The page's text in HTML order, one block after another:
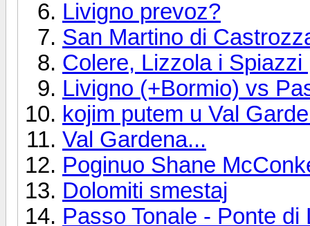
Livigno prevoz?
San Martino di
Colere, Lizzola i
Livigno (+Bormio) vs
kojim putem u Val
Val Gardena...
Poginuo Shane
Dolomiti smestaj
Passo Tonale - Ponte di